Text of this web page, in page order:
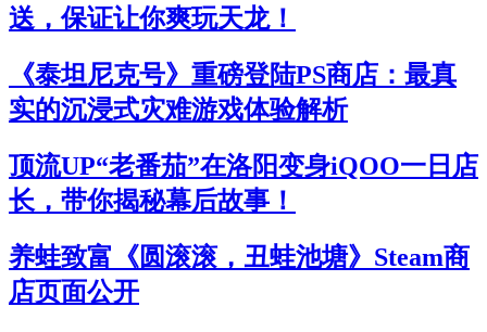
送，保证让你爽玩天龙！
《泰坦尼克号》重磅登陆PS商店：最真
实的沉浸式灾难游戏体验解析
顶流UP“老番茄”在洛阳变身iQOO一日店
长，带你揭秘幕后故事！
养蛙致富《圆滚滚，丑蛙池塘》Steam商
店页面公开